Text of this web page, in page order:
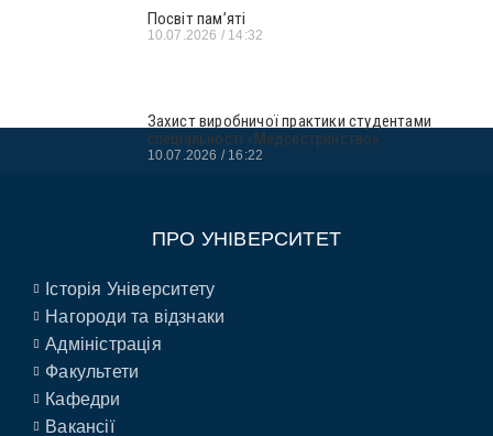
Посвіт пам’яті
10.07.2026 14:32
Захист виробничої практики студентами
спеціальності «Медсестринство»
10.07.2026 16:22
ПРО УНІВЕРСИТЕТ
Історія Університету
Нагороди та відзнаки
Адміністрація
Факультети
Кафедри
Вакансії